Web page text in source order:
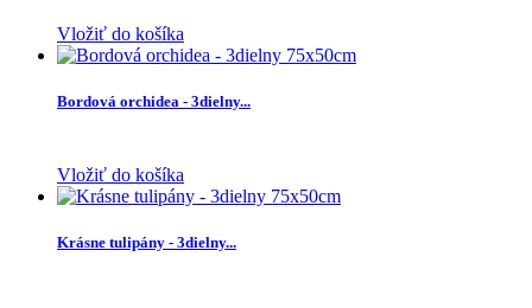
Vložiť do košíka
Bordová orchidea - 3dielny...
Vložiť do košíka
Krásne tulipány - 3dielny...